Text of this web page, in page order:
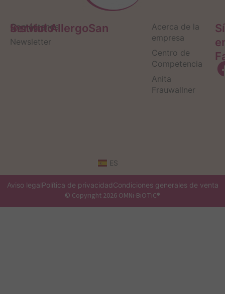
Servicio
Contáctanos
Newsletter
Institut AllergoSan
Acerca de la
empresa
Centro de
Competencia
Anita
Frauwallner
ES
Aviso legalPolítica de privacidadCondiciones generales de venta
© Copyright 2026 OMNi-BiOTiC®